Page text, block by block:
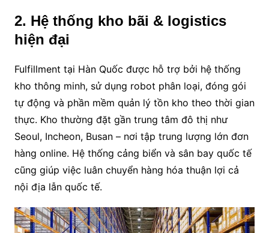
2. Hệ thống kho bãi & logistics
hiện đại
Fulfillment tại Hàn Quốc được hỗ trợ bởi hệ thống
kho thông minh, sử dụng robot phân loại, đóng gói
tự động và phần mềm quản lý tồn kho theo thời gian
thực. Kho thường đặt gần trung tâm đô thị như
Seoul, Incheon, Busan – nơi tập trung lượng lớn đơn
hàng online. Hệ thống cảng biển và sân bay quốc tế
cũng giúp việc luân chuyển hàng hóa thuận lợi cả
nội địa lẫn quốc tế.